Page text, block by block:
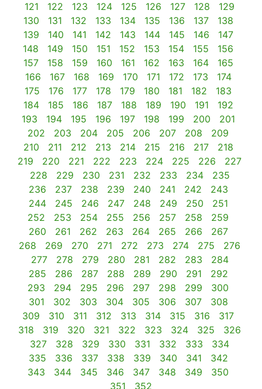
121
122 123 124 125 126 127 128
129
130
131 132 133 134 135 136 137
138
139
140 141 142 143 144 145 146
147
148
149 150 151 152 153 154 155
156
157
158 159 160 161 162 163 164
165
166
167 168 169 170 171 172 173
174
175
176 177 178 179 180 181 182
183
184
185 186 187 188 189 190 191
192
193
194 195 196 197 198 199 200
201
202
203 204 205 206 207 208
209
210
211 212 213 214 215 216 217
218
219
220 221 222 223 224 225 226
227
228
229 230 231 232 233 234
235
236
237 238 239 240 241 242
243
244
245 246 247 248 249 250
251
252
253 254 255 256 257 258
259
260
261 262 263 264 265 266
267
268
269 270 271 272 273 274 275
276
277
278 279 280 281 282 283
284
285
286 287 288 289 290 291
292
293
294 295 296 297 298 299
300
301
302 303 304 305 306 307
308
309
310 311 312 313 314 315 316
317
318
319 320 321 322 323 324 325
326
327
328 329 330 331 332 333
334
335
336 337 338 339 340 341
342
343
344 345 346 347 348 349
350
351
352